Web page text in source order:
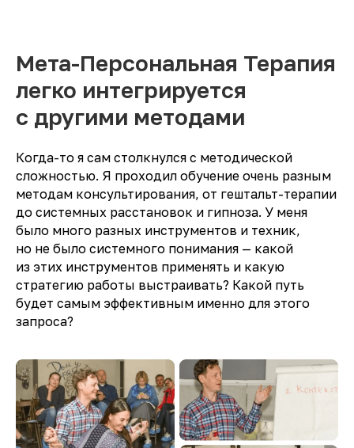
Мета-Персональная Терапия
легко интегрируется
с другими методами
Когда-то я сам столкнулся с методической
сложностью. Я проходил обучение очень разным
методам консультирования, от гештальт-терапии
до системных расстановок и гипноза. У меня
было много разных инструментов и техник,
но не было системного понимания — какой
из этих инструментов применять и какую
стратегию работы выстраивать? Какой путь
будет самым эффективным именно для этого
запроса?